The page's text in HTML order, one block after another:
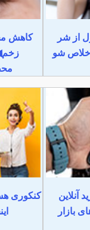
از شر
شو
کاهش
آنلاین
بازار
کنکوری